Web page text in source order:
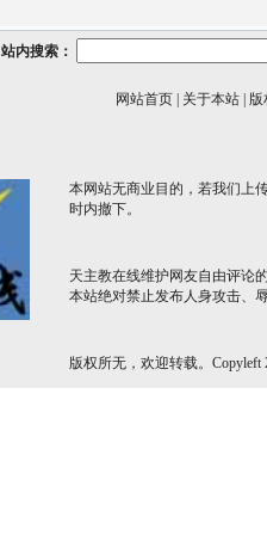
站内搜索：
网站首页 关于本站 版
本网站无商业目的，若我们上
时内撤下。
天主教在线维护网友自由评论
本站绝对禁止发布人身攻击、
版权所无，欢迎转载。